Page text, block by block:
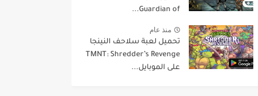
Guardian of...
منذ عام
تحميل لعبة سلاحف النينجا
TMNT: Shredder’s Revenge
على الموبايل...